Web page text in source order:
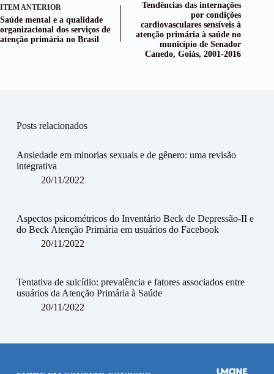
ITEM ANTERIOR
Saúde mental e a qualidade
organizacional dos serviços de
atenção primária no Brasil
Tendências das internações
por condições
cardiovasculares sensíveis à
atenção primária à saúde no
município de Senador
Canedo, Goiás, 2001-2016
Posts relacionados
Ansiedade em minorias sexuais e de gênero: uma revisão
integrativa
20/11/2022
Aspectos psicométricos do Inventário Beck de Depressão-II e
do Beck Atenção Primária em usuários do Facebook
20/11/2022
Tentativa de suicídio: prevalência e fatores associados entre
usuários da Atenção Primária à Saúde
20/11/2022